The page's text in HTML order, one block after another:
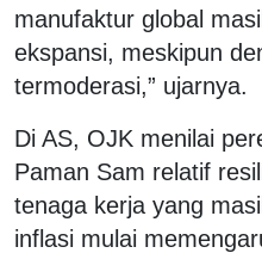
manufaktur global
ekspansi, meskipun
termoderasi,” ujarnya.
Di AS, OJK menilai
Paman Sam relatif
tenaga kerja yang
inflasi mulai